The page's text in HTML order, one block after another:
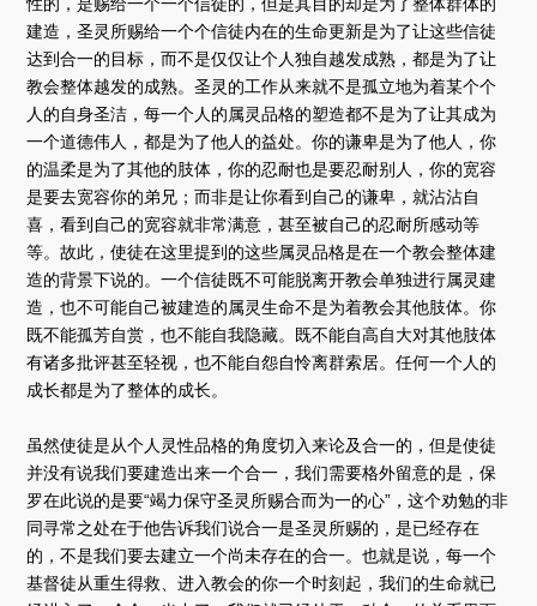
建造，圣灵所赐给一个个信徒内在的生命更新是为了让这些信徒
达到合一的目标，而不是仅仅让个人独自越发成熟，都是为了让
教会整体越发的成熟。圣灵的工作从来就不是孤立地为着某个个
人的自身圣洁，每一个人的属灵品格的塑造都不是为了让其成为
一个道德伟人，都是为了他人的益处。你的谦卑是为了他人，你
的温柔是为了其他的肢体，你的忍耐也是要忍耐别人，你的宽容
是要去宽容你的弟兄；而非是让你看到自己的谦卑，就沾沾自
喜，看到自己的宽容就非常满意，甚至被自己的忍耐所感动等
等。故此，使徒在这里提到的这些属灵品格是在一个教会整体建
造的背景下说的。一个信徒既不可能脱离开教会单独进行属灵建
造，也不可能自己被建造的属灵生命不是为着教会其他肢体。你
既不能孤芳自赏，也不能自我隐藏。既不能自高自大对其他肢体
有诸多批评甚至轻视，也不能自怨自怜离群索居。任何一个人的
成长都是为了整体的成长。
虽然使徒是从个人灵性品格的角度切入来论及合一的，但是使徒
并没有说我们要建造出来一个合一，我们需要格外留意的是，保
罗在此说的是要“竭力保守圣灵所赐合而为一的心”，这个劝勉的非
同寻常之处在于他告诉我们说合一是圣灵所赐的，是已经存在
的，不是我们要去建立一个尚未存在的合一。也就是说，每一个
基督徒从重生得救、进入教会的你一个时刻起，我们的生命就已